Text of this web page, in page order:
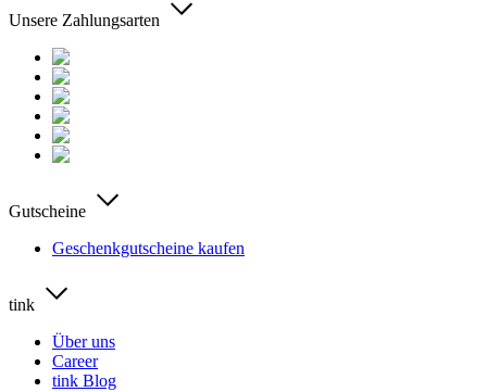
Unsere Zahlungsarten
Gutscheine
Geschenkgutscheine kaufen
tink
Über uns
Career
tink Blog